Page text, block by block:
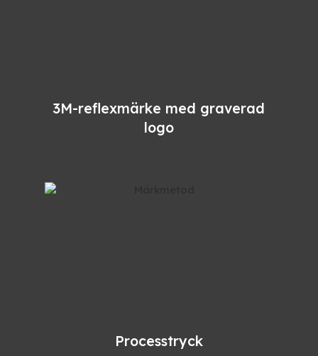
3M-reflexmärke med graverad
logo
Processtryck